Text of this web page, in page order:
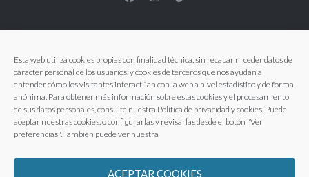
Esta web utiliza cookies propias con finalidad técnica, sin recabar ni ceder datos de
carácter personal de los usuarios, y cookies de terceros que nos ayudan a
entender cómo los visitantes interactúan con la web a nivel estadístico y de forma
anónima. Para obtener más información sobre estas cookies y el procesamiento
de sus datos personales, consulte nuestra Política de privacidad y cookies. Puede
aceptar nuestras cookies, o configurarlas y revisarlas desde el botón "Ver
preferencias". También puede ver nuestra
ACEPTAR COOKIES